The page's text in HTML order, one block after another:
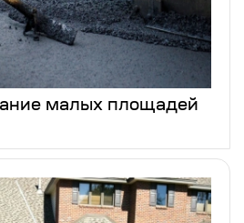
малых площадей